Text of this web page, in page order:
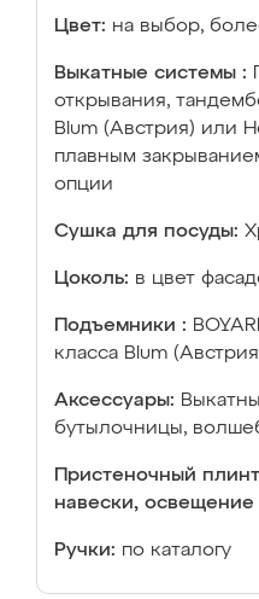
Цвет: на выбор,
Выкатные системы :
открывания,
Blum (Австрия) или
плавным
опции
Сушка для посуды:
Цоколь: в цвет
Подъемники :
класса Blum
Аксессуары:
бутылочницы,
Пристеночный
навески, освещение
Ручки: по каталогу